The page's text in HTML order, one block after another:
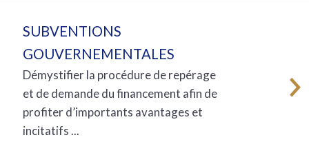
SUBVENTIONS
GOUVERNEMENTALES
Démystifier la procédure de repérage
et de demande du financement afin de
profiter d’importants avantages et
incitatifs ...